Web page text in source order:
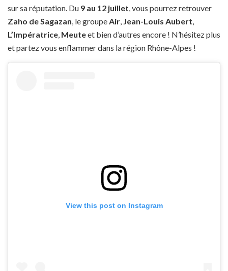
sur sa réputation. Du 9 au 12 juillet , vous pourrez retrouver
Zaho de Sagazan , le groupe Air Jean-Louis Aubert
L’Impératrice Meuteet bien d’autres encore ! N’hésitez plus
et partez vous enflammer dans la région Rhône-Alpes !
View this post on Instagram